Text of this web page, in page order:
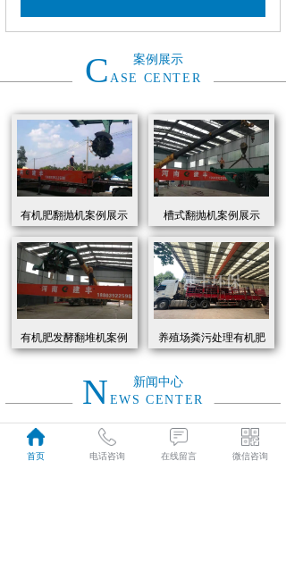
案例展示
C ASE CENTER
有机肥翻抛机案例展示 槽式翻抛机案例展示
有机肥发酵翻堆机案例
展示
养殖场粪污处理有机肥
发酵罐 履带式有机肥翻
新闻中心
N EWS CENTER
2026
首页 电话咨询 在线留言 微信咨询